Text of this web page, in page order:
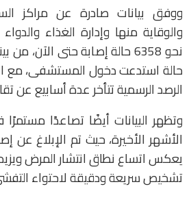
ووفق بيانات صادرة عن مراكز
والوقاية منها وإدارة الغذاء
حالة استدعت دخول المستشفى، مع
الرصد الرسمية تتأخر عدة أسابيع عن
وتظهر البيانات أيضًا تصاعدًا
يعكس اتساع نطاق انتشار المرض
تشخيص سريعة ودقيقة لاحتواء